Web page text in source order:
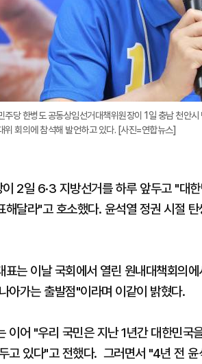
주당 한병도 공동상임선거대책위원장이 1일 충남 천안
위 회의에 참석해 발언하고 있다. [사진=연합뉴스]
2일 6·3 지방선거를 하루 앞두고 "대
해달라"고 호소했다. 윤석열 정권 시절
표는 이날 국회에서 열린 원내대책회의
아가는 출발점"이라며 이같이 밝혔다.
이어 "우리 국민은 지난 1년간 대한민
고 있다"고 전했다. 그러면서 "4년 전